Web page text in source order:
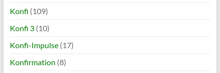
Konfi (109)
Konfi 3(10)
Konfi-Impulse(17)
Konfirmation (8)